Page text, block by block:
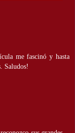
me fascinó y hasta
Saludos!